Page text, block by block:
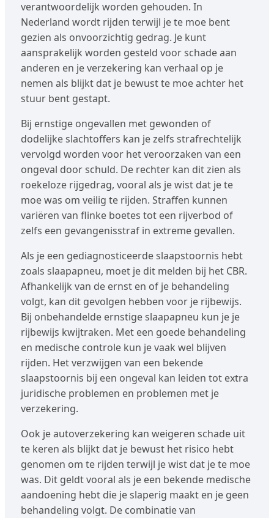
verantwoordelijk worden gehouden. In
Nederland wordt rijden terwijl je te moe bent
gezien als onvoorzichtig gedrag. Je kunt
aansprakelijk worden gesteld voor schade aan
anderen en je verzekering kan verhaal op je
nemen als blijkt dat je bewust te moe achter het
stuur bent gestapt.
Bij ernstige ongevallen met gewonden of
dodelijke slachtoffers kan je zelfs strafrechtelijk
vervolgd worden voor het veroorzaken van een
ongeval door schuld. De rechter kan dit zien als
roekeloze rijgedrag, vooral als je wist dat je te
moe was om veilig te rijden. Straffen kunnen
variëren van flinke boetes tot een rijverbod of
zelfs een gevangenisstraf in extreme gevallen.
Als je een gediagnosticeerde slaapstoornis hebt
zoals slaapapneu, moet je dit melden bij het CBR.
Afhankelijk van de ernst en of je behandeling
volgt, kan dit gevolgen hebben voor je rijbewijs.
Bij onbehandelde ernstige slaapapneu kun je je
rijbewijs kwijtraken. Met een goede behandeling
en medische controle kun je vaak wel blijven
rijden. Het verzwijgen van een bekende
slaapstoornis bij een ongeval kan leiden tot extra
juridische problemen en problemen met je
verzekering.
Ook je autoverzekering kan weigeren schade uit
te keren als blijkt dat je bewust het risico hebt
genomen om te rijden terwijl je wist dat je te moe
was. Dit geldt vooral als je een bekende medische
aandoening hebt die je slaperig maakt en je geen
behandeling volgt. De combinatie van